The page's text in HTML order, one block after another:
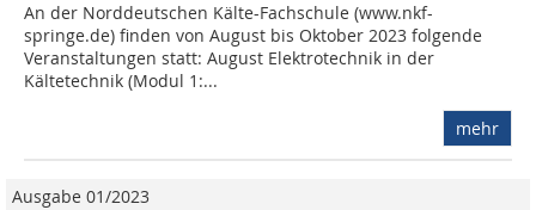
An der Norddeutschen Kälte-Fachschule (www.nkf-
springe.de) finden von August bis Oktober 2023 folgende
Veranstaltungen statt: August Elektrotechnik in der
Kältetechnik (Modul 1:...
mehr
Ausgabe 01/2023